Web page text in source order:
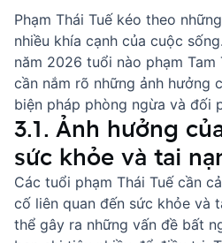
Phạm Thái Tuế kéo theo
nhiều khía cạnh của cuộc
năm 2026 tuổi nào phạm Tam
cần nắm rõ những ảnh hưởng
biện pháp phòng ngừa và đối
3.1. Ảnh hưởng
sức khỏe và tai
Các tuổi phạm Thái Tuế cần
cố liên quan đến sức khỏe và
thể gây ra những vấn đề bất